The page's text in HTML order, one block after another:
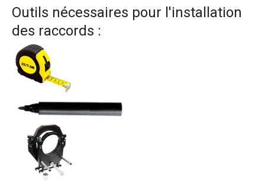
Outils nécessaires pour l'installation
des raccords :